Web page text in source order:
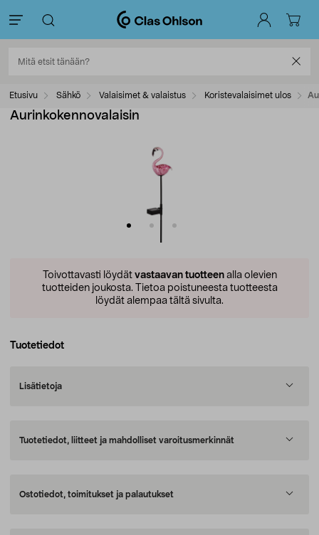
Etusivu Sähkö Valaisimet & valaistus Koristevalaisimet ulos
Aurinkokennovalaisin
Toivottavasti löydät vastaavan tuotteenalla olevien
tuotteiden joukosta. Tietoa poistuneesta tuotteesta
löydät alempaa tältä sivulta.
Tuotetiedot
Lisätietoja
Tuotetiedot, liitteet ja mahdolliset varoitusmerkinnät
Ostotiedot, toimitukset ja palautukset